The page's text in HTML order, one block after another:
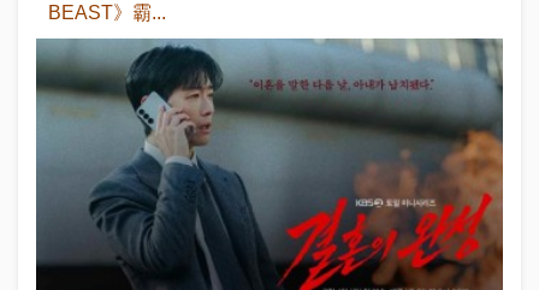
BEAST》霸...